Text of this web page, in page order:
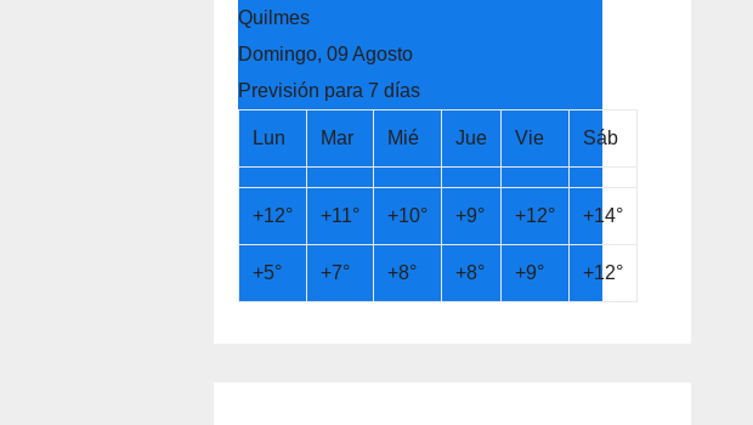
Quilmes
Domingo, 09 Agosto
Previsión para 7 días
Lun Mar Mié Jue Vie Sáb
+12° +11° +10° +9° +12° +14°
+5° +7° +8° +8° +9° +12°